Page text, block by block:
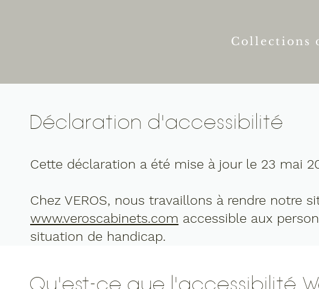
Collections
Déclaration d'accessibilité
Cette déclaration a été mise à jour le 23 mai
Chez VEROS, nous travaillons à rendre notre
www.veroscabinets.com accessible aux
situation de handicap.